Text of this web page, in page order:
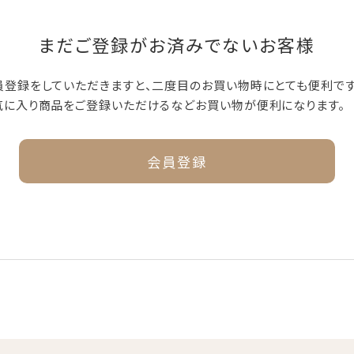
まだご登録がお済みでないお客様
録をしていただきますと、二度目のお買い物時にとても便利です
入り商品をご登録いただけるなどお買い物が便利になります。
会員登録